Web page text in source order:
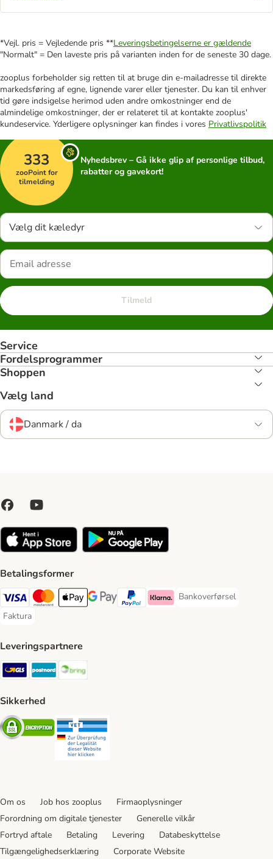
*Vejl. pris = Vejledende pris **Leveringsbetingelserne er gældende
"Normalt" = Den laveste pris på varianten inden for de seneste 30 dage.
zooplus forbeholder sig retten til at bruge din e-mailadresse til direkte
markedsføring af egne, lignende varer eller tjenester. Du kan til enhver
tid gøre indsigelse herimod uden andre omkostninger end de
almindelige omkostninger, der er relateret til at kontakte zooplus'
kundeservice. Yderligere oplysninger kan findes i vores Privatlivspolitik
333
zooPoint for
tilmelding
Nyhedsbrev – Gå ikke glip af personlige tilbud,
rabatter og gavekort!
Vælg dit kæledyr
Tilmeld
Service
Fordelsprogrammer
Shoppen
Vælg land
Danmark / da
Betalingsformer
VISA Payment Method
Mastercard Payment Method
Apply pay Payment Method
Google Pay Payment Method
paypal Payment Method
Klarna Payment Method
Bankoverførsel
Bankoverførsel
Faktura
Faktura Payment Method
Leveringspartnere
GLS Shipping Method
Postnord Shipping Method
Sikkerhed
Security
Om os Job hos zooplus
Firmaoplysninger
Forordning om digitale tjenester
Generelle vilkår
Fortryd aftale
Betaling Levering
Databeskyttelse
Tilgængelighedserklæring
Corporate Website